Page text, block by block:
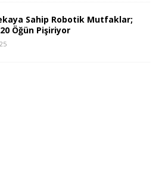
Sahip Robotik Mutfaklar;
Öğün Pişiriyor